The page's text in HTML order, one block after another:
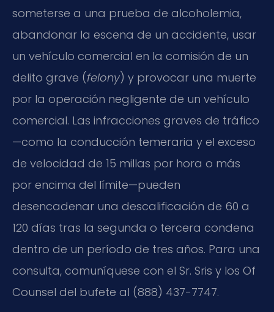
someterse a una prueba de alcoholemia,
abandonar la escena de un accidente, usar
un vehículo comercial en la comisión de un
delito grave (felony) y provocar una muerte
por la operación negligente de un vehículo
comercial. Las infracciones graves de tráfico
—como la conducción temeraria y el exceso
de velocidad de 15 millas por hora o más
por encima del límite—pueden
desencadenar una descalificación de 60 a
120 días tras la segunda o tercera condena
dentro de un período de tres años. Para una
consulta, comuníquese con el Sr. Sris y los Of
Counsel del bufete al (888) 437-7747.